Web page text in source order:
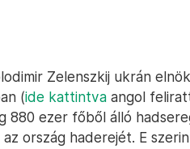
Zelenszkij ukrán
(ide kattintva angol
880 ezer főből álló
ország haderejét. E